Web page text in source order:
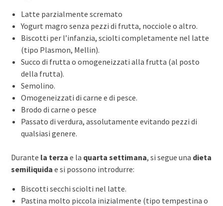
Latte parzialmente scremato
Yogurt magro senza pezzi di frutta, nocciole o altro.
Biscotti per l’infanzia, sciolti completamente nel latte
(tipo Plasmon, Mellin).
Succo di frutta o omogeneizzati alla frutta (al posto
della frutta).
Semolino.
Omogeneizzati di carne e di pesce.
Brodo di carne o pesce
Passato di verdura, assolutamente evitando pezzi di
qualsiasi genere.
Durante la terza e la quarta settimana, si segue una dieta
semiliquida e si possono introdurre:
Biscotti secchi sciolti nel latte.
Pastina molto piccola inizialmente (tipo tempestina o